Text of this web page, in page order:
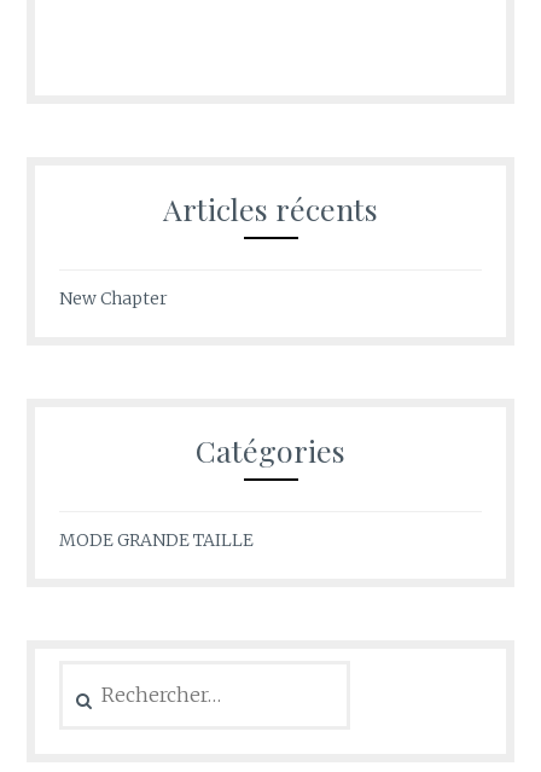
Articles récents
New Chapter
Catégories
MODE GRANDE TAILLE